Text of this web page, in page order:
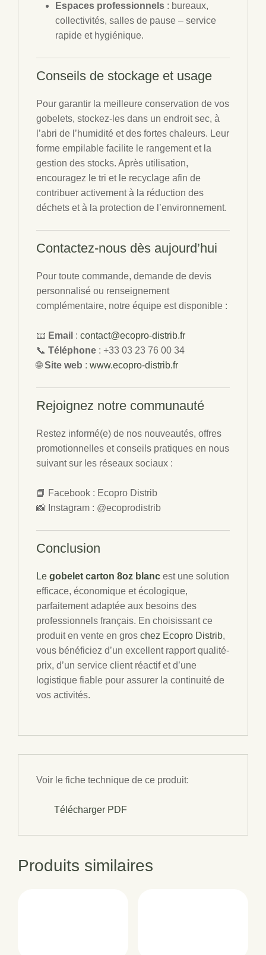
Espaces professionnels : bureaux,
collectivités, salles de pause – service
rapide et hygiénique.
Conseils de stockage et usage
Pour garantir la meilleure conservation de vos
gobelets, stockez-les dans un endroit sec, à
l’abri de l’humidité et des fortes chaleurs. Leur
forme empilable facilite le rangement et la
gestion des stocks. Après utilisation,
encouragez le tri et le recyclage afin de
contribuer activement à la réduction des
déchets et à la protection de l’environnement.
Contactez-nous dès aujourd’hui
Pour toute commande, demande de devis
personnalisé ou renseignement
complémentaire, notre équipe est disponible :
📧 Email : contact@ecopro-distrib.fr
📞 Téléphone : +33 03 23 76 00 34
🌐Site web : www.ecopro-distrib.fr
Rejoignez notre communauté
Restez informé(e) de nos nouveautés, offres
promotionnelles et conseils pratiques en nous
suivant sur les réseaux sociaux :
📘 Facebook : Ecopro Distrib
📸 Instagram : @ecoprodistrib
Conclusion
Le gobelet carton 8oz blanc est une solution
efficace, économique et écologique,
parfaitement adaptée aux besoins des
professionnels français. En choisissant ce
produit en vente en gros chez Ecopro Distrib,
vous bénéficiez d’un excellent rapport qualité-
prix, d’un service client réactif et d’une
logistique fiable pour assurer la continuité de
vos activités.
Voir le fiche technique de ce produit:
Télécharger PDF
Produits similaires